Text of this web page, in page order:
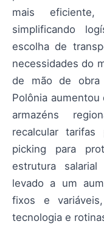
mais
simplificando
escolha de
necessidades do
de mão de
Polônia
armazéns
recalcular
picking para
estrutura
levado a um
fixos e
tecnologia e